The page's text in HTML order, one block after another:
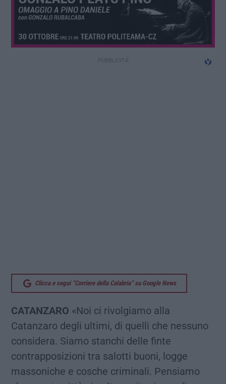
Clicca e segui “Corriere della Calabria” su Google News
CATANZARO «Noi ci rivolgiamo alla
Catanzaro degli ultimi, di quelli che nessuno
considera. Siamo stanchi delle finte
contrapposizioni tra salotti buoni, logge
massoniche e cosche criminali. Pensiamo